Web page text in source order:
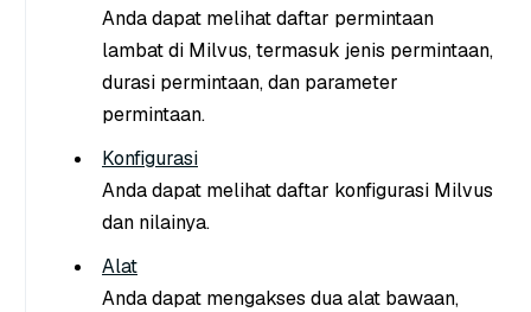
Anda dapat melihat daftar permintaan
lambat di Milvus, termasuk jenis permintaan,
durasi permintaan, dan parameter
permintaan.
Konfigurasi
Anda dapat melihat daftar konfigurasi Milvus
dan nilainya.
Alat
Anda dapat mengakses dua alat bawaan,